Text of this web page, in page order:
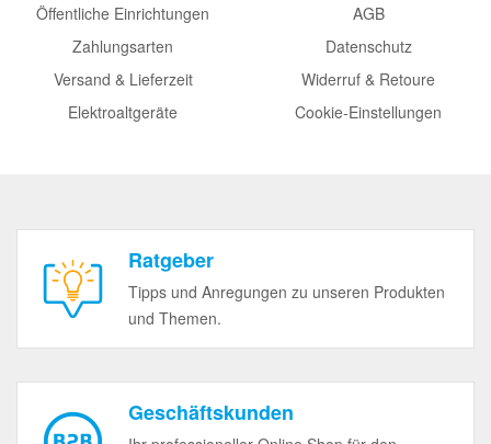
Öffentliche Einrichtungen
Zahlungsarten
Versand & Lieferzeit
Elektroaltgeräte
AGB
Datenschutz
Widerruf & Retoure
Cookie-Einstellungen
Ratgeber
Tipps und Anregungen zu unseren Produkten
und Themen.
Geschäftskunden